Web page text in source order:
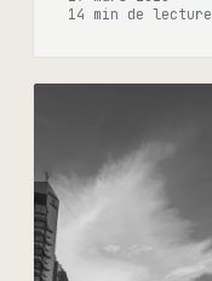
14 min de lecture